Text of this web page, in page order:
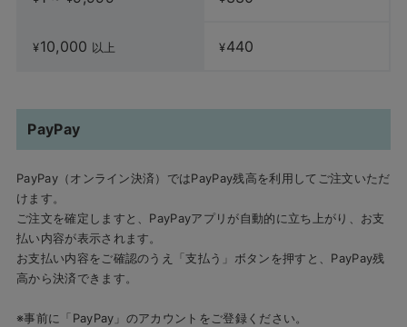
¥10,000 以上 ¥440
PayPay
PayPay（オンライン決済）ではPayPay残高を利用してご注文いただ
けます。
ご注文を確定しますと、PayPayアプリが自動的に立ち上がり、お支
払い内容が表示されます。
お支払い内容をご確認のうえ「支払う」ボタンを押すと、PayPay残
高から決済できます。
※事前に「PayPay」のアカウントをご登録ください。